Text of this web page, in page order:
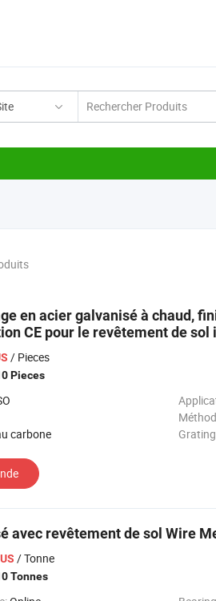
en acier galvanisé à chaud,
CE pour le revêtement de
/ Pieces
Pieces
carbone
avec revêtement de sol Wire
/ Tonne
Tonnes